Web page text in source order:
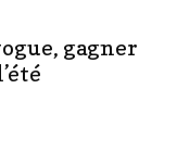
gagner